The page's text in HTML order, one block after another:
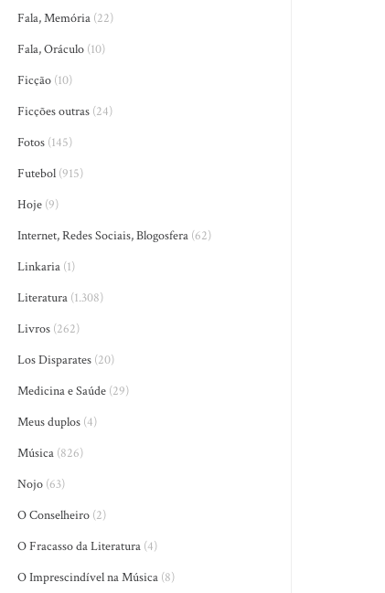
Fala, Memória (22)
Fala, Oráculo (10)
Ficção (10)
Ficções outras (24)
Fotos (145)
Futebol (915)
Hoje (9)
Internet, Redes Sociais, Blogosfera (62)
Linkaria (1)
Literatura (1.308)
Livros (262)
Los Disparates (20)
Medicina e Saúde (29)
Meus duplos (4)
Música (826)
Nojo (63)
O Conselheiro (2)
O Fracasso da Literatura (4)
O Imprescindível na Música (8)